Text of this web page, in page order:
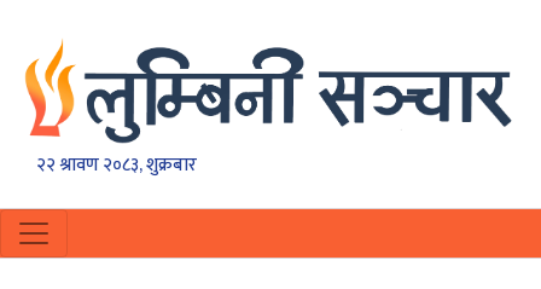
२२ श्रावण २०८३, शुक्रबार